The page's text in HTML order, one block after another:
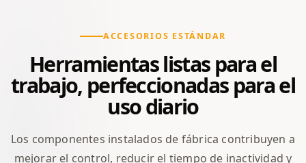
ACCESORIOS ESTÁNDAR
Herramientas listas para el
trabajo, perfeccionadas para el
uso diario
Los componentes instalados de fábrica contribuyen a
mejorar el control, reducir el tiempo de inactividad y